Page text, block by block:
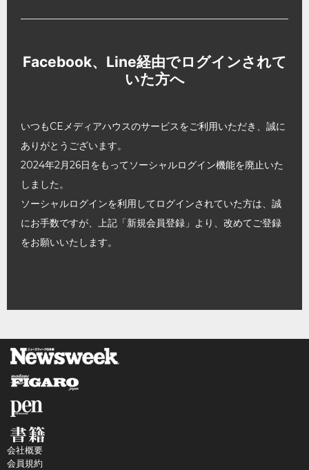
Facebook、Line経由でログインされて
いた方へ
いつもCEメディアハウスのサービスをご利用いただき、誠に
ありがとうございます。
2024年2月26日をもってソーシャルログイン機能を廃止いた
しました。
ソーシャルログインを利用してログインされていた方は、誠
にお手数ですが、上記「新規会員登録」より、改めてご登録
をお願いいたします。
会社概要
会員規約